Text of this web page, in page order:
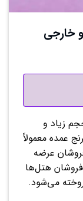
خارجی
زیاد و
عمده معمولاً
عرضه
هتل‌ها
می‌شود.